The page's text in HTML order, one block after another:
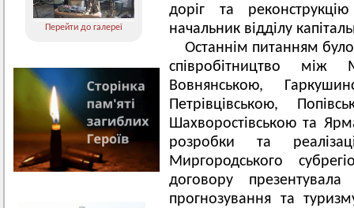
Перейти до галереї
доріг та
начальник відділу
Останнім питанням
співробітництво між
Вовнянською,
Петрівцівською,
Шахворостівською та
розробки та
Миргородського
договору
прогнозування та